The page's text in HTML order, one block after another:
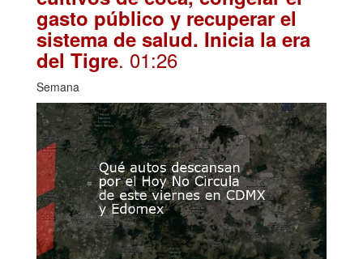
gasto público y recuperar el
sistema de salud. Inicia la era
del Tigre. 01:26
Semana